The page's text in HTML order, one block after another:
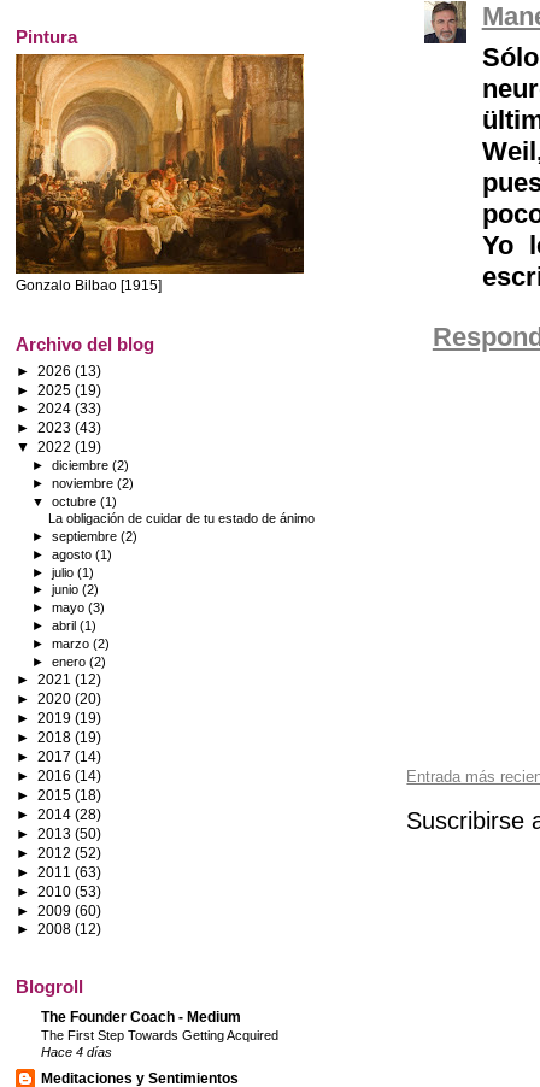
Yo
Entrada más
Suscribirse
Pintura
Gonzalo Bilbao [1915]
Archivo del blog
► 2026 (13)
► 2025 (19)
► 2024 (33)
► 2023 (43)
▼ 2022 (19)
►diciembre(2)
►noviembre(2)
▼octubre(1)
La obligación de cuidar de tu estado de ánimo
►septiembre(2)
►agosto(1)
►julio(1)
►junio(2)
►mayo(3)
►abril(1)
►marzo(2)
►enero(2)
► 2021 (12)
► 2020 (20)
► 2019 (19)
► 2018 (19)
► 2017 (14)
► 2016 (14)
► 2015 (18)
► 2014 (28)
► 2013 (50)
► 2012 (52)
► 2011 (63)
► 2010 (53)
► 2009 (60)
► 2008 (12)
Blogroll
The Founder Coach - Medium
The First Step Towards Getting Acquired
Hace 4 días
Meditaciones y Sentimientos